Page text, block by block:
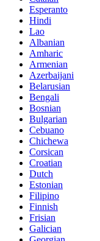
Esperanto
Hindi
Lao
Albanian
Amharic
Armenian
Azerbaijani
Belarusian
Bengali
Bosnian
Bulgarian
Cebuano
Chichewa
Corsican
Croatian
Dutch
Estonian
Filipino
Finnish
Frisian
Galician